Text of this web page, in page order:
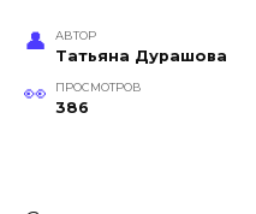
АВТОР
Татьяна Дурашова
ПРОСМОТРОВ
386